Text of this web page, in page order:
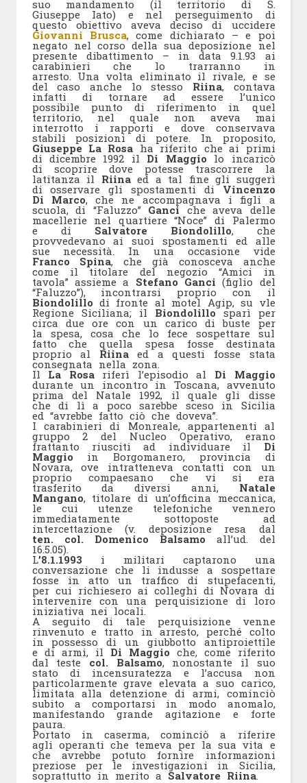
suo mandamento (il territorio di S.
Giuseppe Iato) e nel perseguimento di
questo obiettivo aveva deciso di uccidere
Giovanni Brusca, come dichiarato – e poi
negato nel corso della sua deposizione nel
presente dibattimento – in data 9.1.93 ai
carabinieri che lo trarranno in
arresto. Una volta eliminato il rivale, e se
del caso anche lo stesso Riina, contava
infatti di tornare ad essere l’unico
possibile punto di riferimento in quel
territorio, nel quale non aveva mai
interrotto i rapporti e dove conservava
stabili posizioni di potere. In proposito,
Giuseppe La Rosa ha riferito che ai primi
di dicembre 1992 il Di Maggio lo incaricò
di scoprire dove potesse trascorrere la
latitanza il Riinaed a tal fine gli suggerì
di osservare gli spostamenti di Vincenzo
Di Marco, che ne accompagnava i figli a
scuola, di “Faluzzo” Ganci che aveva delle
macellerie nel quartiere “Noce” di Palermo
e di Salvatore Biondolillo, che
provvedevano ai suoi spostamenti ed alle
sue necessità. In una occasione vide
Franco Spina, che già conosceva anche
come il titolare del negozio “Amici in
tavola” assieme a Stefano Ganci (figlio del
“Faluzzo”), incontrarsi proprio con il
Biondolillo di fronte al motel Agip, su vle
Regione Siciliana; il Biondolillosparì per
circa due ore con un carico di buste per
la spesa, cosa che lo fece sospettare sul
fatto che quella spesa fosse destinata
proprio al Riinaed a questi fosse stata
consegnata nella zona.
Il La Rosariferì l’episodio al Di Maggio
durante un incontro in Toscana, avvenuto
prima del Natale 1992, il quale gli disse
che di lì a poco sarebbe sceso in Sicilia
ed “avrebbe fatto ciò che doveva”.
I carabinieri di Monreale, appartenenti al
gruppo 2 del Nucleo Operativo, erano
frattanto riusciti ad individuare il Di
Maggio in Borgomanero, provincia di
Novara, ove intratteneva contatti con un
proprio compaesano che vi si era
trasferito da diversi anni, Natale
Mangano, titolare di un’officina meccanica,
le cui utenze telefoniche vennero
immediatamente sottoposte ad
intercettazione (v. deposizione resa dal
ten. col. Domenico Balsamo all’ud. del
16.5.05).
L’8.1.1993 i militari captarono una
conversazione che li indusse a sospettare
fosse in atto un traffico di stupefacenti,
per cui richiesero ai colleghi di Novara di
intervenire con una perquisizione di loro
iniziativa nei locali.
A seguito di tale perquisizione venne
rinvenuto e tratto in arresto, perché colto
in possesso di un giubbotto antiproiettile
e di armi, il Di Maggio che, come riferito
dal testecol. Balsamo, nonostante il suo
stato di incensuratezza e l’accusa non
particolarmente grave elevata a suo carico,
limitata alla detenzione di armi, cominciò
subito a comportarsi in modo anomalo,
manifestando grande agitazione e forte
paura.
Portato in caserma, cominciò a riferire
agli operanti che temeva per la sua vita e
che avrebbe potuto fornire informazioni
preziose per le investigazioni in Sicilia,
soprattutto in merito a Salvatore Riina.